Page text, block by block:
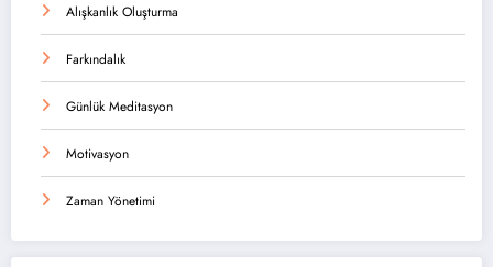
Alışkanlık Oluşturma
Farkındalık
Günlük Meditasyon
Motivasyon
Zaman Yönetimi